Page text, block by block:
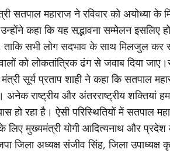
सतपाल महाराज ने रविवार को अयोध्या के
कहा कि यह सद्भावना सम्मेलन इसलिए
ताकि सभी लोग सदभाव के साथ मिलजुल
को लोकतांत्रिक ढंग से जवाब दिया
सूर्य प्रताप शाही ने कहा कि सतपाल
राष्ट्रीय और अंतरराष्ट्रीय शक्तियां
रहा है। ऐसी परिस्थितियों में सतपाल
लिए मुख्यमंत्री योगी आदित्यनाथ और
जिला अध्यक्ष संजीव सिंह, जिला उपाध्यक्ष